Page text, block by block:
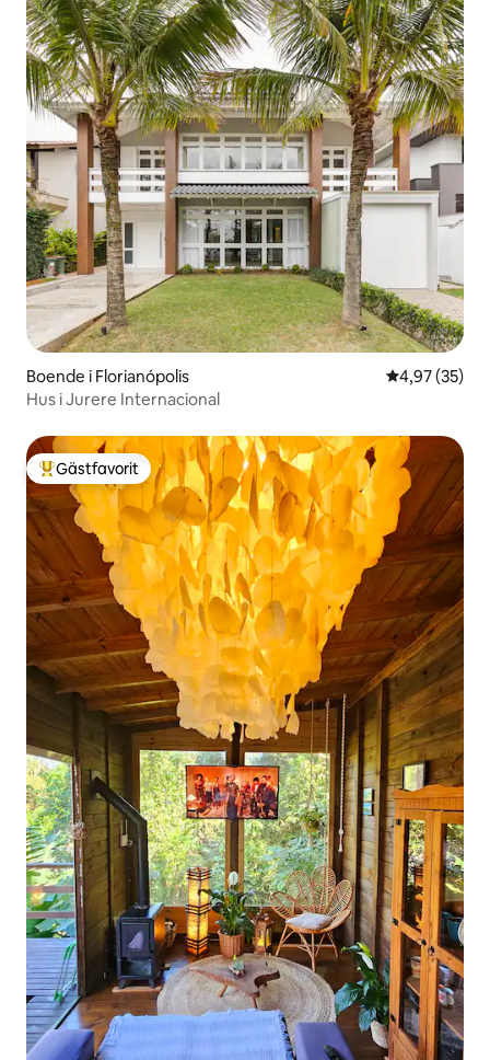
Boende i Florianópolis 4,97 av 5 i
4,97 (35)
Hus i Jurere Internacional
Populär gästfavorit
Gästfavorit